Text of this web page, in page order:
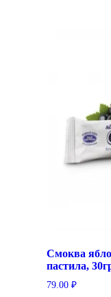
Смоква
пастила,
79.00 ₽